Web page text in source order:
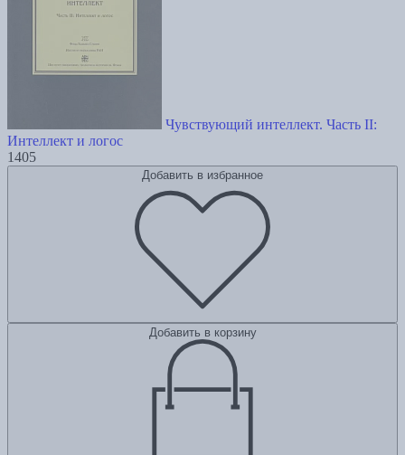
Чувствующий интеллект. Часть II:
Интеллект и логос
1405
Добавить в избранное
Добавить в корзину